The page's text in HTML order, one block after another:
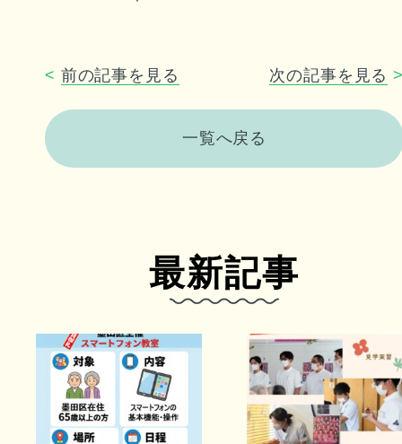
< 前の記事を見る 次の記事を見る
一覧へ戻る
最新記事